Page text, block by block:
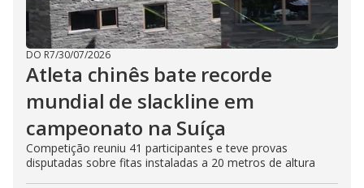
DO R7/30/07/2026
Atleta chinês bate recorde
mundial de slackline em
campeonato na Suíça
Competição reuniu 41 participantes e teve provas
disputadas sobre fitas instaladas a 20 metros de altura